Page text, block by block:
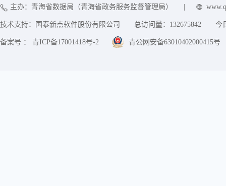
主办：青海省数据局（青海省政务服务监督管理局）
技术支持：国泰新点软件股份有限公司 总访问量： 132675842 今
备案号 ： 青ICP备17001418号-2 青公网安备63010402000415号